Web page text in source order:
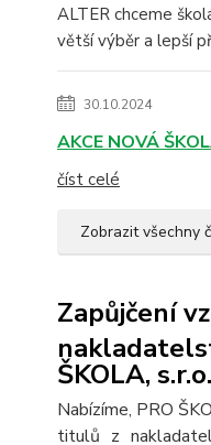
ALTER chceme
větší výběr a lepší
30.10.2024
AKCE NOVÁ
číst celé
Zobrazit všechny
Zapůjčení
ŠKOLA, s.r.o.
Nabízíme, PRO
titulů z